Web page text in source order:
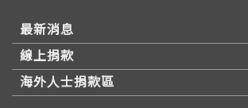
最新消息
線上捐款
海外人士捐款區